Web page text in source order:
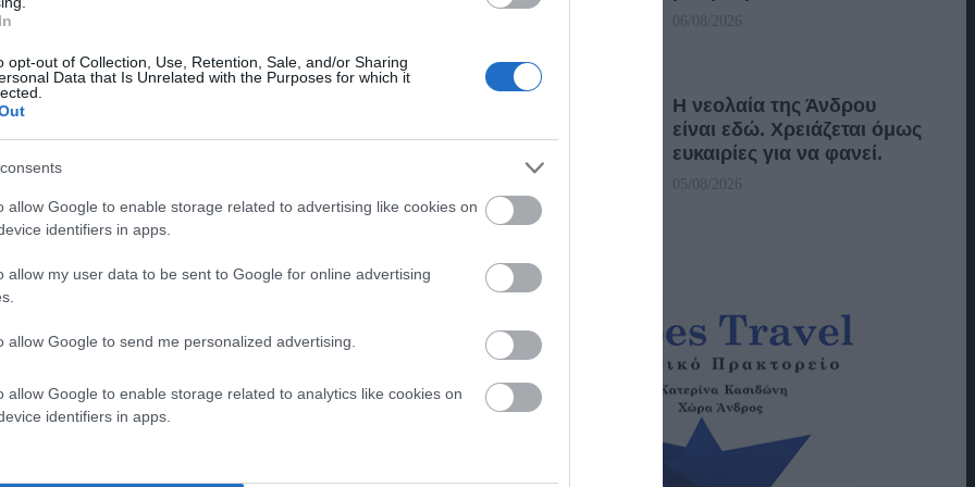
opt-out of Collection, Use, Retention, Sale, and/or Sharing
Data that Is Unrelated with the Purposes for which it
allow Google to enable storage related to advertising like cookies on
identifiers in apps.
allow my user data to be sent to Google for online advertising
allow Google to send me personalized advertising.
allow Google to enable storage related to analytics like cookies on
identifiers in apps.
του υλικού της δικογραφίας για «απόλυτη
ευθύνες των συναρμόδιων
αντιμετώπιση της φονικής πυρκαγιάς» και
αυθαίρετη δόμηση…
σωρεία παραλείψεων και λαθών κατά την
Σώμα, ΕΛΑΣ, Περιφέρεια, τους δύο Δήμους της
Πολιτικής Προστασίας…
Πρωτοδικών Ηλίας Ζαγοραίος και οι
Σπυρόπουλος.
06/08/2026
Η νεολαία της Άνδρου
είναι εδώ. Χρειάζεται όμως
ευκαιρίες για να φανεί.
05/08/2026